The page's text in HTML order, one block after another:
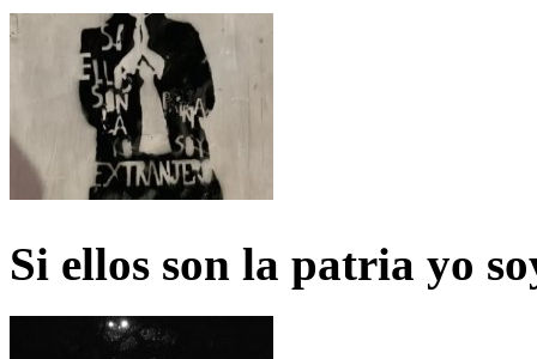
Si ellos son la patria yo